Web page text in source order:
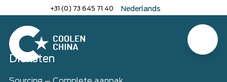
+31 (0) 73 645 71 40
Nederlands
Home Menu
Home
Diensten